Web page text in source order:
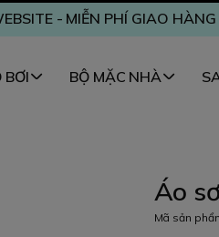
- MIỄN PHÍ GIAO
BƠI BỘ MẶC NHÀ
Áo
Mã sản